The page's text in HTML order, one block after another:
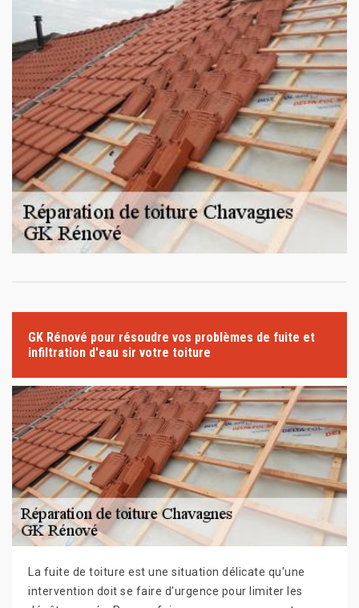
GK Rénové pour résoudre vos problèmes de fuite et
infiltration d'eau sir votre toiture
La fuite de toiture est une situation délicate qu'une
intervention doit se faire d'urgence pour limiter les